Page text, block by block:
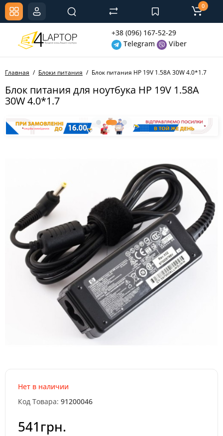
+38 (096) 167-52-29
Telegram
Viber
0
Главная Блоки питания Блок питания HP 19V 1.58A 30W 4.0*1.7
Блок питания для ноутбука HP 19V 1.58A
30W 4.0*1.7
Нет в наличии
Код Товара: 91200046
541грн.